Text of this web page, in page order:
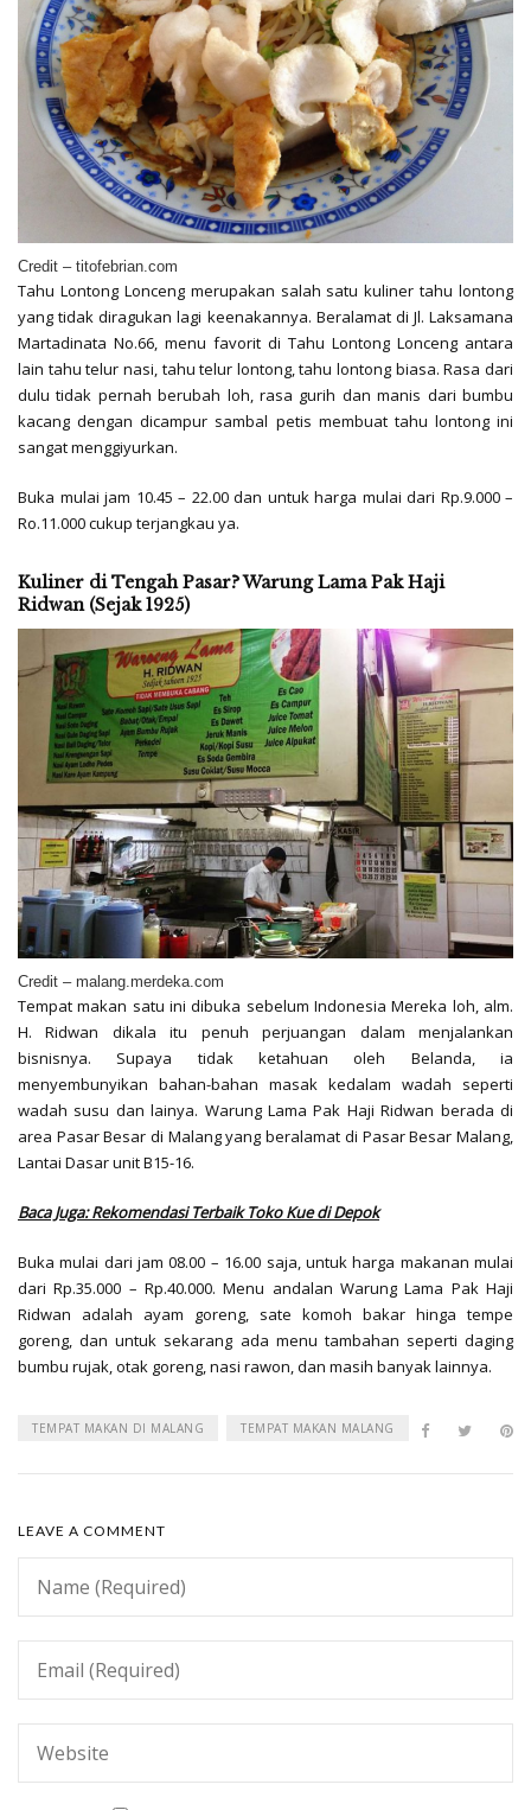
Credit – titofebrian.com
Tahu Lontong Lonceng merupakan salah satu kuliner tahu lontong
yang tidak diragukan lagi keenakannya. Beralamat di Jl. Laksamana
Martadinata No.66, menu favorit di Tahu Lontong Lonceng antara
lain tahu telur nasi, tahu telur lontong, tahu lontong biasa. Rasa dari
dulu tidak pernah berubah loh, rasa gurih dan manis dari bumbu
kacang dengan dicampur sambal petis membuat tahu lontong ini
sangat menggiyurkan.
Buka mulai jam 10.45 – 22.00 dan untuk harga mulai dari Rp.9.000 –
Ro.11.000 cukup terjangkau ya.
Kuliner di Tengah Pasar? Warung Lama Pak Haji
Ridwan (Sejak 1925)
Credit – malang.merdeka.com
Tempat makan satu ini dibuka sebelum Indonesia Mereka loh, alm.
H. Ridwan dikala itu penuh perjuangan dalam menjalankan
bisnisnya. Supaya tidak ketahuan oleh Belanda, ia
menyembunyikan bahan-bahan masak kedalam wadah seperti
wadah susu dan lainya. Warung Lama Pak Haji Ridwan berada di
area Pasar Besar di Malang yang beralamat di Pasar Besar Malang,
Lantai Dasar unit B15-16.
Baca Juga: Rekomendasi Terbaik Toko Kue di Depok
Buka mulai dari jam 08.00 – 16.00 saja, untuk harga makanan mulai
dari Rp.35.000 – Rp.40.000. Menu andalan Warung Lama Pak Haji
Ridwan adalah ayam goreng, sate komoh bakar hinga tempe
goreng, dan untuk sekarang ada menu tambahan seperti daging
bumbu rujak, otak goreng, nasi rawon, dan masih banyak lainnya.
TEMPAT MAKAN DI MALANG TEMPAT MAKAN MALANG
LEAVE A COMMENT